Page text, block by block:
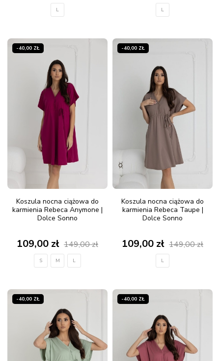
L L
-40,00 ZŁ
Koszula nocna ciążowa do
karmienia Rebeca Anymone |
Dolce Sonno
109,00 zł 149,00 zł
S M L
-40,00 ZŁ
Koszula nocna ciążowa do
karmienia Rebeca Taupe |
Dolce Sonno
109,00 zł 149,00 zł
L
-40,00 ZŁ -40,00 ZŁ